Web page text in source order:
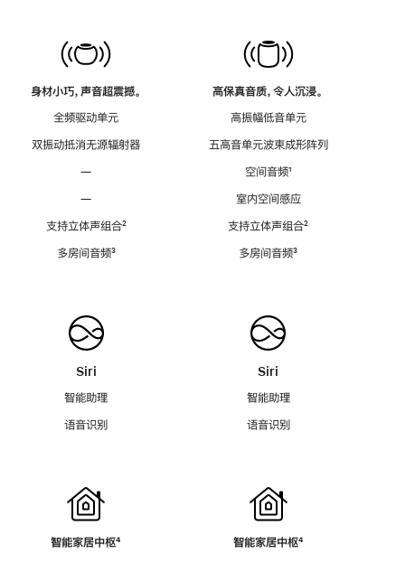
身材小巧，声音超震撼。
全频驱动单元
双振动抵消无源辐射器
—
—
支持立体声组合脚
²
多房间音频脚
³
Siri
智能助理
语音识别
智能家居中枢脚
⁴
高保真音质，令人沉浸。
高振幅低音单元
五高音单元波束成形阵列
空间音频脚
¹
室内空间感应
支持立体声组合脚
²
多房间音频脚
³
Siri
智能助理
语音识别
智能家居中枢脚
⁴